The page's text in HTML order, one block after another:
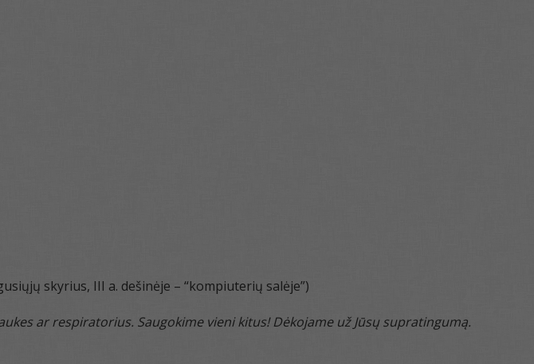
skyrius, III a. dešinėje – “kompiuterių salėje”)
ar respiratorius. Saugokime vieni kitus! Dėkojame už Jūsų supratingumą.